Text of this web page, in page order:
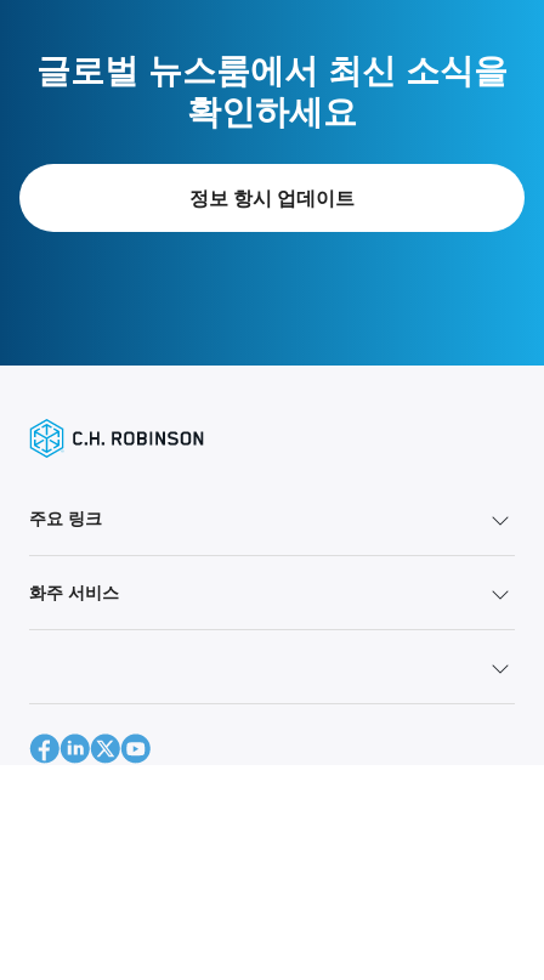
글로벌 뉴스룸에서 최신 소식을
확인하세요
정보 항시 업데이트
주요 링크
화주 서비스